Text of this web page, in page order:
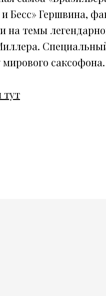
Бесс» Гершвина,
на темы
мирового саксофона.
тут